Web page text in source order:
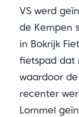
VS werd
de Kempen
in Bokrijk
fietspad dat
waardoor
recenter
Lommel